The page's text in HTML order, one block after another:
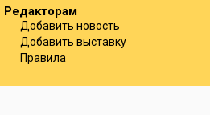
Редакторам
Добавить новость
Добавить выставку
Правила